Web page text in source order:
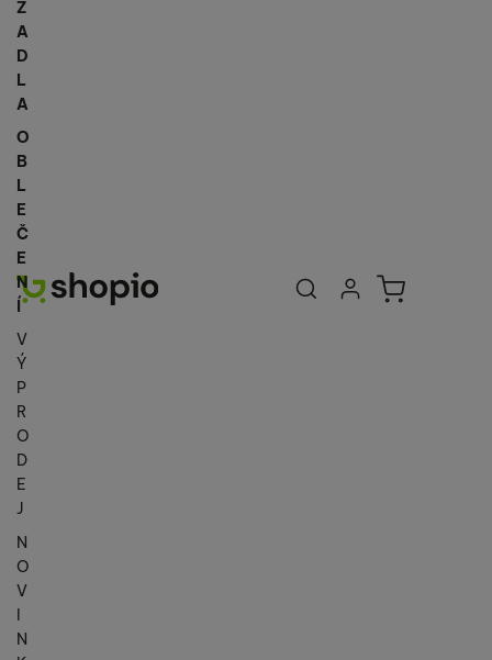
Uživatelská
Přihlásit se
Košík
Z
A
D
L
A
O
B
L
E
Č
E
N
Í
V
Ý
P
R
O
D
E
J
N
O
V
I
N